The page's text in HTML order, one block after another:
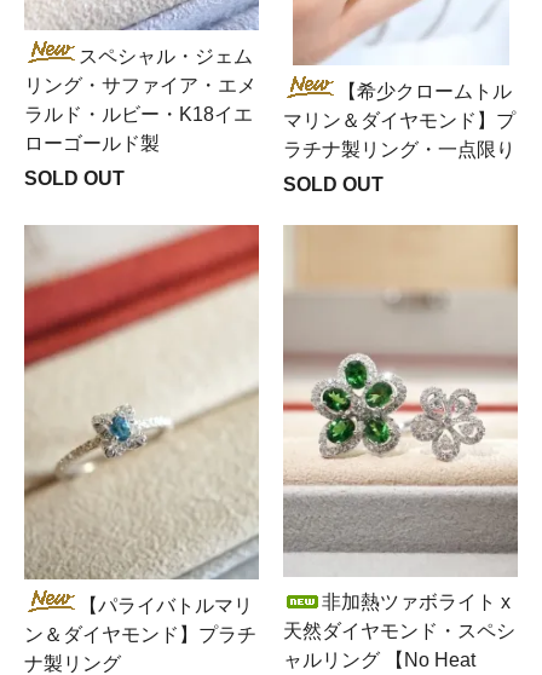
スペシャル・ジェム
リング・サファイア・エメ
ラルド・ルビー・K18イエ
ローゴールド製
SOLD OUT
【希少クロームトル
マリン＆ダイヤモンド】プ
ラチナ製リング・一点限り
SOLD OUT
【パライバトルマリ
ン＆ダイヤモンド】プラチ
ナ製リング
非加熱ツァボライト x
天然ダイヤモンド・スペシ
ャルリング 【No Heat